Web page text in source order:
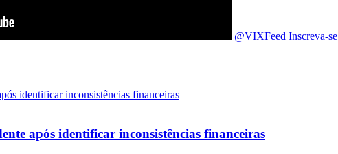
@VIXFeed Inscreva-se
após identificar inconsistências financeiras